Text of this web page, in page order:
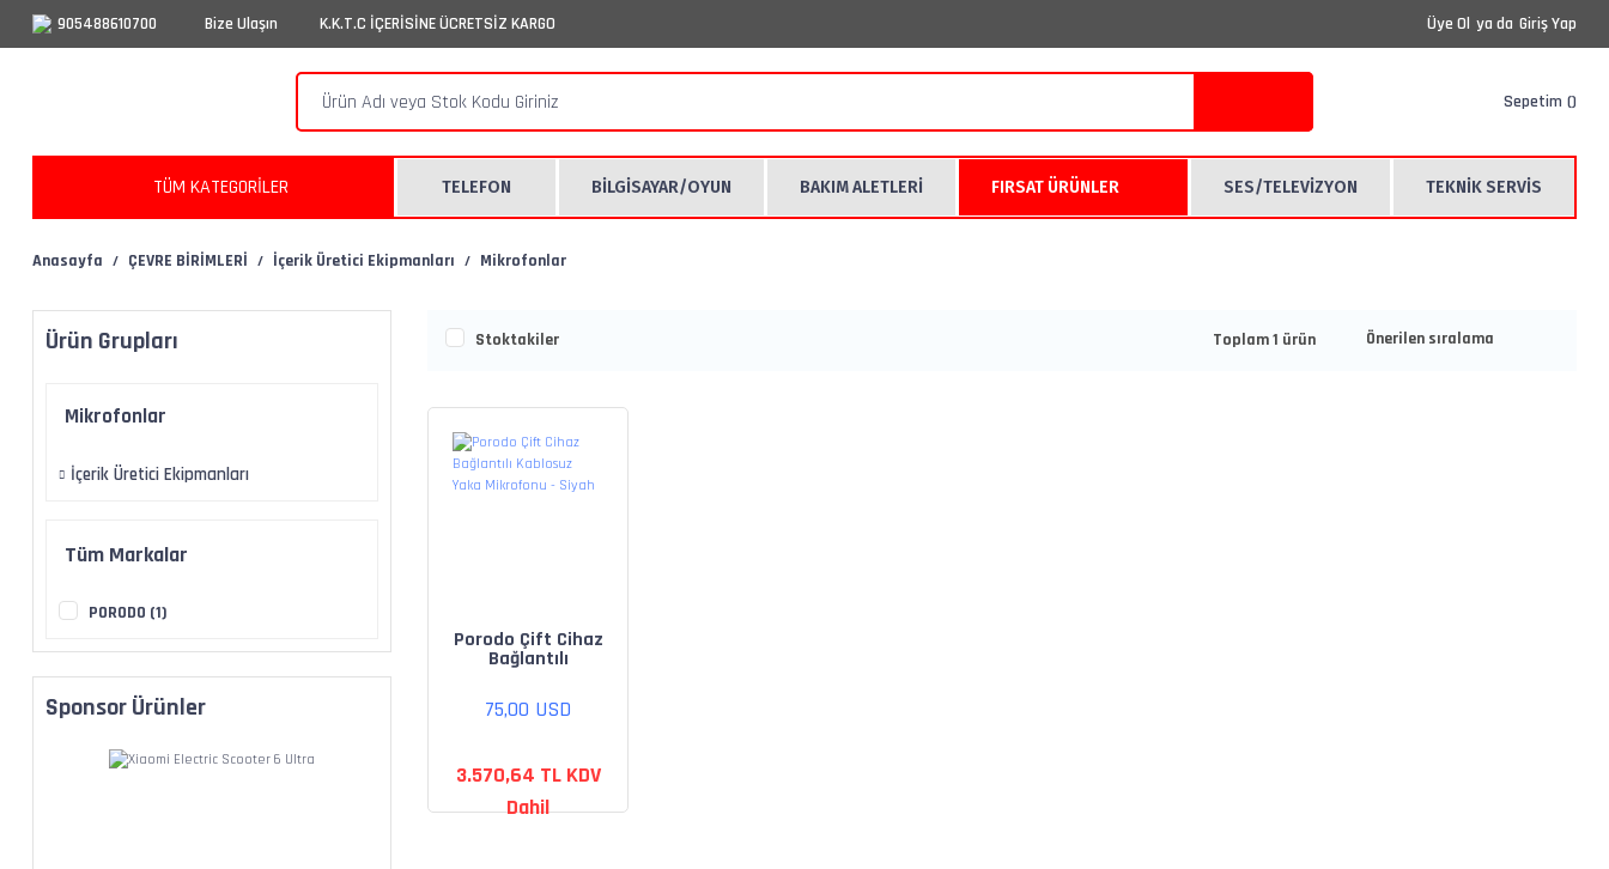
905488610700 Bize Ulaşın K.K.T.C İÇERİSİNE ÜCRETSİZ KARGO Üye Ol ya da Giriş Yap
Sepetim
TÜM KATEGORİLER TELEFON BİLGİSAYAR/OYUN BAKIM ALETLERİ FIRSAT ÜRÜNLER SES/TELEVİZYON TEKNİK SERVİS
Anasayfa ÇEVRE BİRİMLERİ İçerik Üretici Ekipmanları Mikrofonlar
Ürün Grupları
Mikrofonlar
İçerik Üretici Ekipmanları
Tüm Markalar
PORODO (1)
Sponsor Ürünler
Stoktakiler Toplam 1 ürün
Porodo Çift Cihaz
Bağlantılı
Mikrofonu - Siyah
75,00 USD
3.570,64 TL KDV
Dahil